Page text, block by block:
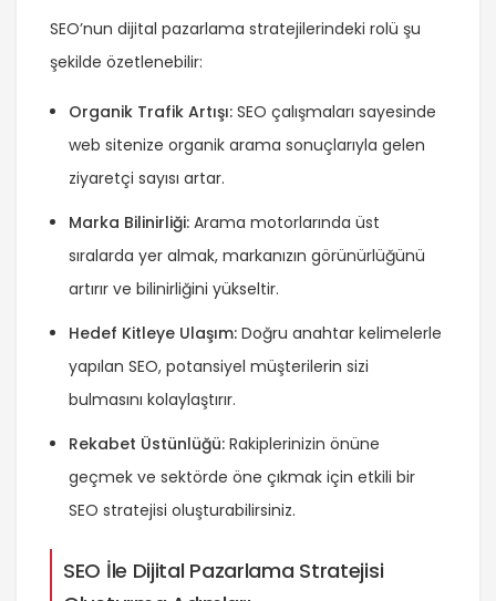
SEO’nun dijital pazarlama stratejilerindeki rolü şu
şekilde özetlenebilir:
Organik Trafik Artışı: SEO çalışmaları sayesinde
web sitenize organik arama sonuçlarıyla gelen
ziyaretçi sayısı artar.
Marka Bilinirliği: Arama motorlarında üst
sıralarda yer almak, markanızın görünürlüğünü
artırır ve bilinirliğini yükseltir.
Hedef Kitleye Ulaşım: Doğru anahtar kelimelerle
yapılan SEO, potansiyel müşterilerin sizi
bulmasını kolaylaştırır.
Rekabet Üstünlüğü: Rakiplerinizin önüne
geçmek ve sektörde öne çıkmak için etkili bir
SEO stratejisi oluşturabilirsiniz.
SEO İle Dijital Pazarlama Stratejisi